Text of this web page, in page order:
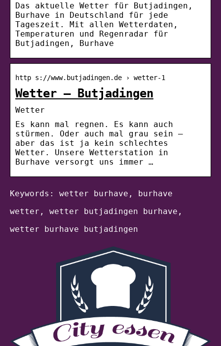
Das aktuelle Wetter für Butjadingen,
Burhave in Deutschland für jede
Tageszeit. Mit allen Wetterdaten,
Temperaturen und Regenradar für
Butjadingen, Burhave
http s://www.butjadingen.de › wetter-1
Wetter – Butjadingen
Wetter
Es kann mal regnen. Es kann auch
stürmen. Oder auch mal grau sein –
aber das ist ja kein schlechtes
Wetter. Unsere Wetterstation in
Burhave versorgt uns immer …
Keywords: wetter burhave, burhave
wetter, wetter butjadingen burhave,
wetter burhave butjadingen